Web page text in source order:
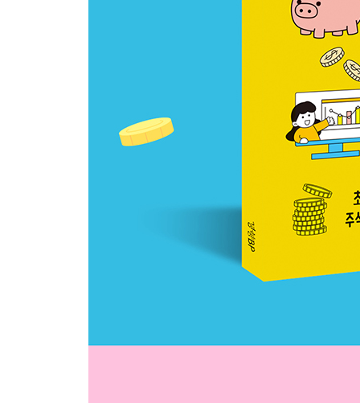
지하철·버스 요금은 어떻게 정해질까? -공공재
6장. 우리 일상 속에도 경제가 숨어 있다 - 생활 속
빈 병을 가져가면 왜 돈을 줄까? -빈 용기 보증금 제
광고는 어떻게 우리 마음을 움직일까? -광고
환경을 지키면서도 똑똑하게 소비하는 방법 -지속
우리 동네에 전동 킥보드가 왜 많아졌을까? -공유
반려동물 시장은 왜 계속 커질까? -반려동물 시장
왜 동네 가게가 편의점으로 바뀔까? -프랜차이즈